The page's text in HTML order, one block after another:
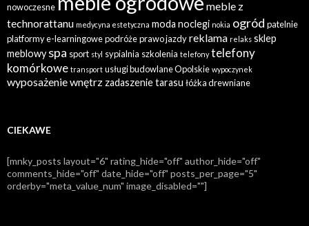
nowoczesne
meble z
technorattanu medycyna estetyczna moda noclegi nokia ogród patelnie
platformy e-learningowepodróżeprawo jazdyreklama relaks sklep
meblowy spa sport styl sypialnia szkolenia telefony telefony
komórkowe transport usługi budowlane Opolskie wypoczynek
wyposażenie wnętrz zadaszenie tarasu łóżka drewniane
CIEKAWE
[mnky_posts layout="6" rating_hide="off" author_hide="off"
comments_hide="off" date_hide="off" posts_per_page="5"
orderby="meta_value_num" image_disabled=""]